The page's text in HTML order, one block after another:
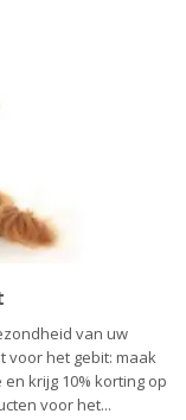
van uw
voor het gebit: maak
krijg 10% korting op
voor het...